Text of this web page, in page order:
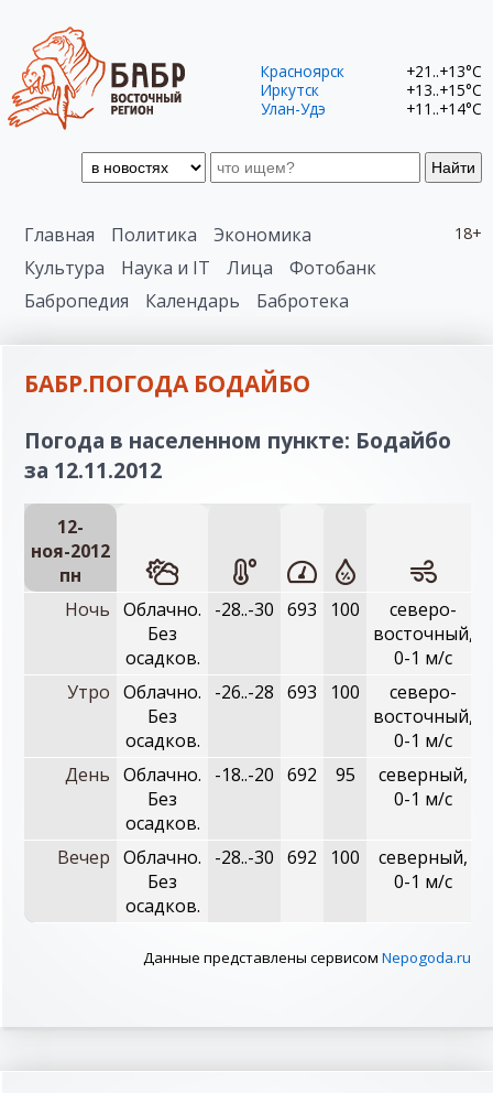
Найти
Красноярск
+21..+13°C
Иркутск
+13..+15°C
Улан-Удэ
+11..+14°C
18+
Главная Политика
Экономика
Культура
Наука и IT Лица
Фотобанк
Бабропедия
Календарь Бабротека
БАБР.ПОГОДА БОДАЙБО
Погода в населенном пункте: Бодайбо
за 12.11.2012
12-
ноя-2012
пн
Ночь Облачно.
Без
осадков.
-28..-30 693 100
северо-
восточный,
0-1 м/с
Утро Облачно.
Без
осадков.
-26..-28 693 100
северо-
восточный,
0-1 м/с
День Облачно.
Без
осадков.
-18..-20 692 95
северный,
0-1 м/с
Вечер Облачно.
Без
осадков.
-28..-30 692 100
северный,
0-1 м/с
Данные представлены сервисом Nepogoda.ru